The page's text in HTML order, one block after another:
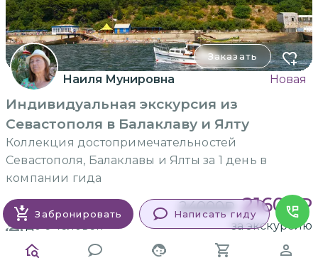
Заказать
Наиля Мунировна Новая
Индивидуальная экскурсия из
Севастополя в Балаклаву и Ялту
Коллекция достопримечательностей
Севастополя, Балаклавы и Ялты за 1 день в
компании гида
11 часов 24000₽ 21600₽
до 6человек за экскурсию
Забронировать Написать гиду